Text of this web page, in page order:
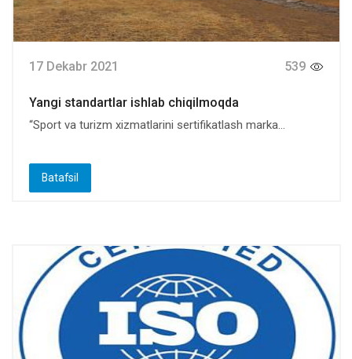
17 Dekabr 2021 539
Yangi standartlar ishlab chiqilmoqda
“Sport va turizm xizmatlarini sertifikatlash marka...
Batafsil